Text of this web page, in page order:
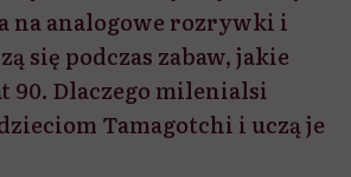
na analogowe rozrywki i
się podczas zabaw, jakie
90. Dlaczego milenialsi
Tamagotchi i uczą je